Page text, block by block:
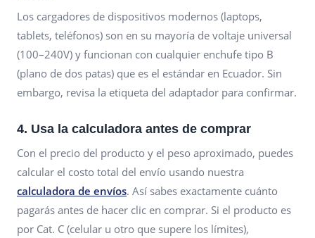
Los cargadores de dispositivos modernos (laptops,
tablets, teléfonos) son en su mayoría de voltaje universal
(100–240V) y funcionan con cualquier enchufe tipo B
(plano de dos patas) que es el estándar en Ecuador. Sin
embargo, revisa la etiqueta del adaptador para confirmar.
4. Usa la calculadora antes de comprar
Con el precio del producto y el peso aproximado, puedes
calcular el costo total del envío usando nuestra
calculadora de envíos. Así sabes exactamente cuánto
pagarás antes de hacer clic en comprar. Si el producto es
por Cat. C (celular u otro que supere los límites),